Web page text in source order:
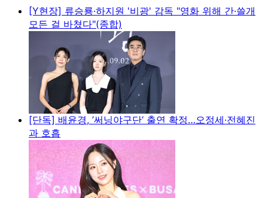
[Y현장] 류승룡·하지원 '비광' 감독 "영화 위해 간·쓸개
모든 걸 바쳤다"(종합)
[단독] 배윤경, ’써닝야구단‘ 출연 확정…오정세·전혜진
과 호흡